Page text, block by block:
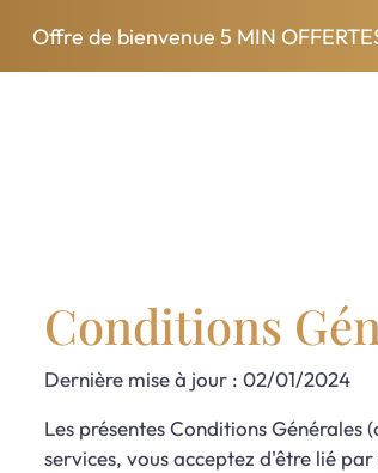
Offre de bienvenue 5 MIN
Conditions
Dernière mise à jour : 02/01/2024
Les présentes Conditions
services, vous acceptez d'être lié